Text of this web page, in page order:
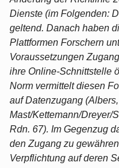
Dienste (im Folgenden:
geltend. Danach haben
Plattformen Forschern
Voraussetzungen
ihre Online-Schnittstelle
Norm vermittelt diesen
auf Datenzugang
Mast/Kettemann/Dreyer/
Rdn. 67). Im Gegenzug
den Zugang zu
Verpflichtung auf deren